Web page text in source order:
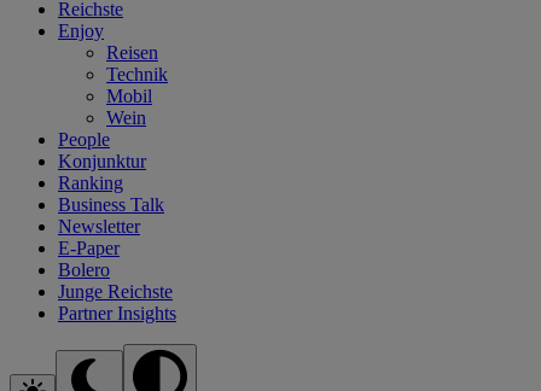
Reichste
Enjoy
Reisen
Technik
Mobil
Wein
People
Konjunktur
Ranking
Business Talk
Newsletter
E-Paper
Bolero
Junge Reichste
Partner Insights